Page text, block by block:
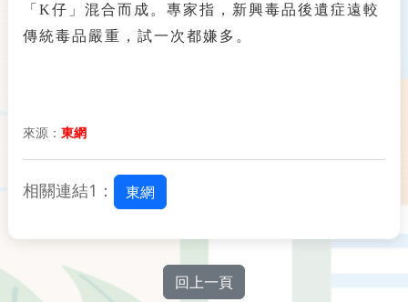
「K仔」混合而成。專家指，新興毒品後遺症遠較
傳統毒品嚴重，試一次都嫌多。
來源： 東網
相關連結1： 東網
回上一頁